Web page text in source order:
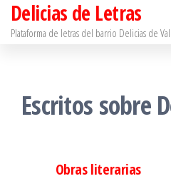
SaltarDelicias de Letras
Plataforma de letras del barrio Delicias de
Escritos sobre
Obras literarias